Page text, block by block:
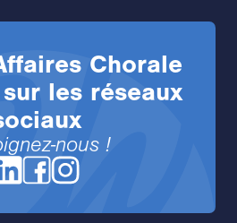
Chorale
les réseaux
nous !